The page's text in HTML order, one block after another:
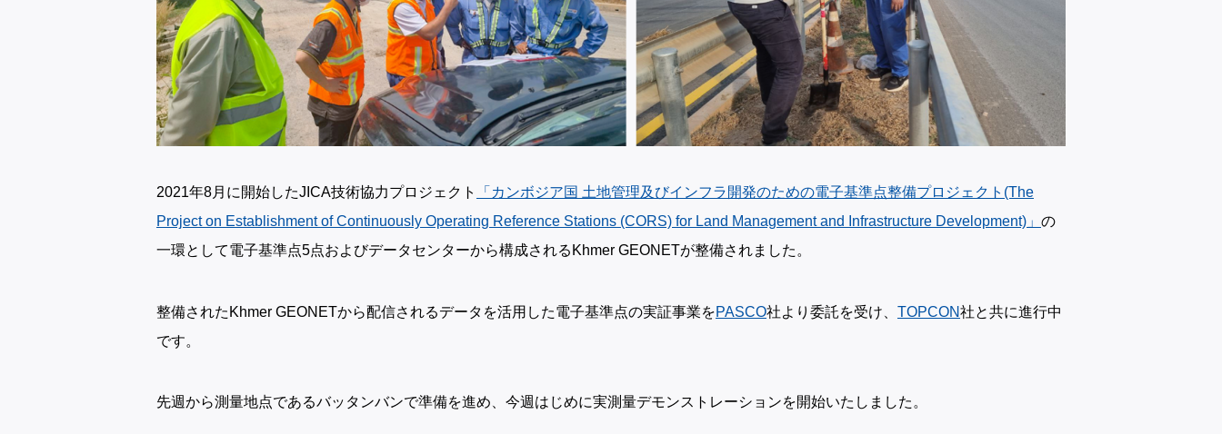
2021年8月に開始したJICA技術協力プロジェクト
「カンボジア国 土地管理及びインフラ開発のための電子基準点整備プロジェクト(The
Project on Establishment of Continuously Operating Reference Stations (CORS) for Land Management and Infrastructure Development)」 の
一環として電子基準点5点およびデータセンターから構成されるKhmer GEONETが整備されました。
整備されたKhmer GEONETから配信されるデータを活用した電子基準点の実証事業をPASCO社より委託を受け、 TOPCON社と共に進行中
です。
先週から測量地点であるバッタンバンで準備を進め、今週はじめに実測量デモンストレーションを開始いたしました。